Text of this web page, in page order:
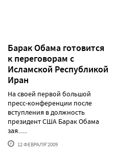
Барак Обама готовится
к переговорам с
Исламской Республикой
Иран
На своей первой большой
пресс-конференции после
вступления в должность
президент США Барак Обама
зая......
12 ФЕВРАЛЯ'2009